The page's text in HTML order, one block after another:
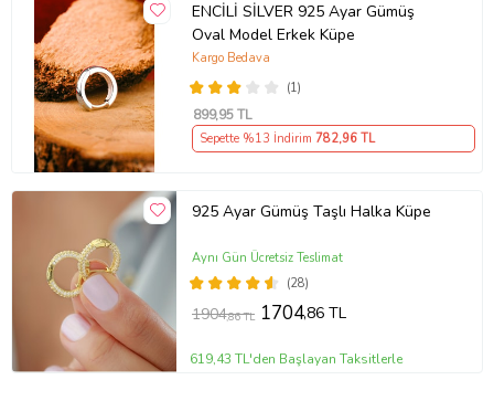
ENCİLİ SİLVER 925 Ayar Gümüş
Oval Model Erkek Küpe
(1)
Kargo Bedava
899,95 TL
Sepette %13 İndirim 782,96 TL
925 Ayar Gümüş Taşlı Halka Küpe
(28)
Aynı Gün Ücretsiz Teslimat
1904,86 TL 1704,86 TL
619,43 TL'den Başlayan Taksitlerle